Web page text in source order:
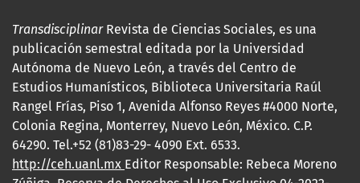
TransdisciplinarRevista de Ciencias Sociales, es una
publicación semestral editada por la Universidad
Autónoma de Nuevo León, a través del Centro de
Estudios Humanísticos, Biblioteca Universitaria Raúl
Rangel Frías, Piso 1, Avenida Alfonso Reyes #4000 Norte,
Colonia Regina, Monterrey, Nuevo León, México. C.P.
64290. Tel.+52 (81)83-29- 4090 Ext. 6533.
http://ceh.uanl.mx Editor Responsable: Rebeca Moreno